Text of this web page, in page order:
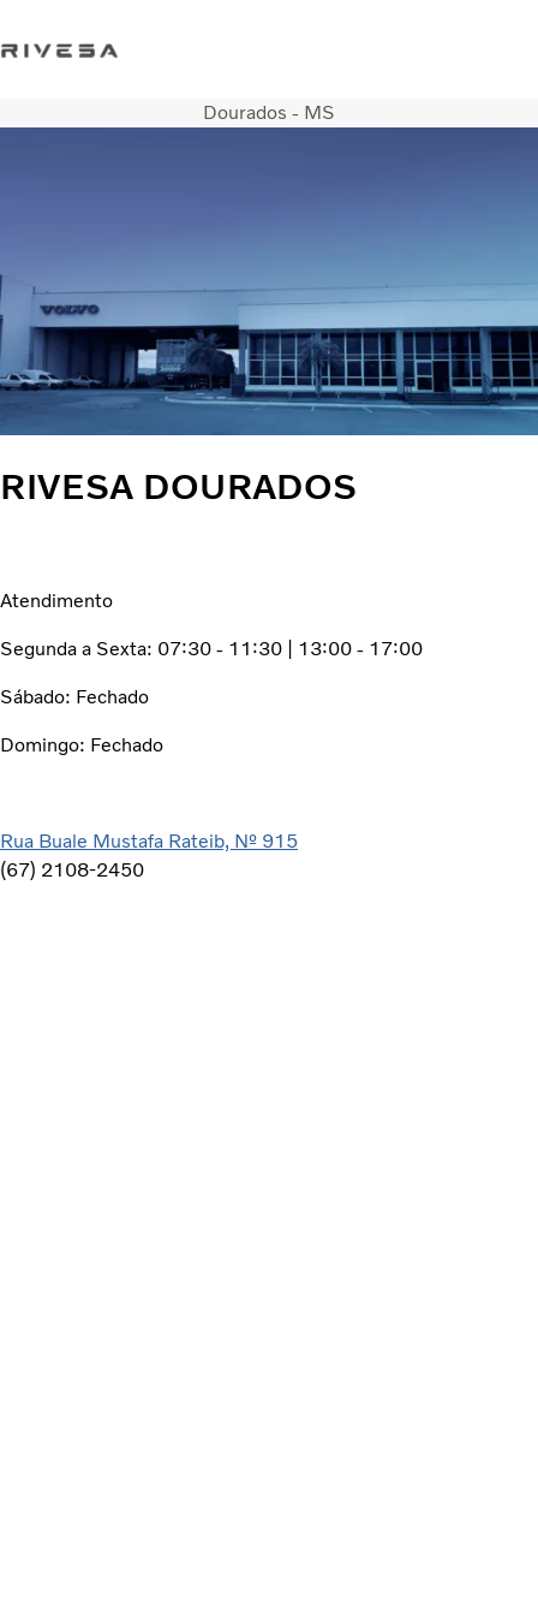
Fale conosco
Concessionárias
ÔNIBUS
SERVIÇOS FINANCEIROS
Seminovos
Dourados - MS
RIVESA DOURADOS
Atendimento
Segunda a Sexta: 07:30 - 11:30 | 13:00 - 17:00
Sábado: Fechado
Domingo: Fechado
Rua Buale Mustafa Rateib, Nº 915
(67) 2108-2450